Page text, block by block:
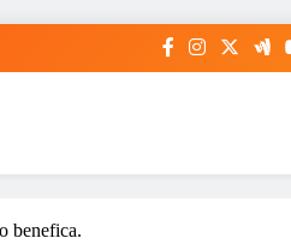
benefica.